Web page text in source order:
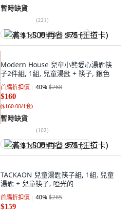
暫時缺貨
(221)
满 $1,500 再省 $75 (王道卡)
Modern House 兒童小熊愛心湯匙筷
子2件組, 1組, 兒童湯匙 + 筷子, 銀色
首購折扣價 40%$268
$160
($160.00/1套)
暫時缺貨
(102)
满 $1,500 再省 $75 (王道卡)
TACKAON 兒童湯匙筷子組, 1組, 兒童
湯匙 + 兒童筷子, 啞光的
首購折扣價 40%$265
$159